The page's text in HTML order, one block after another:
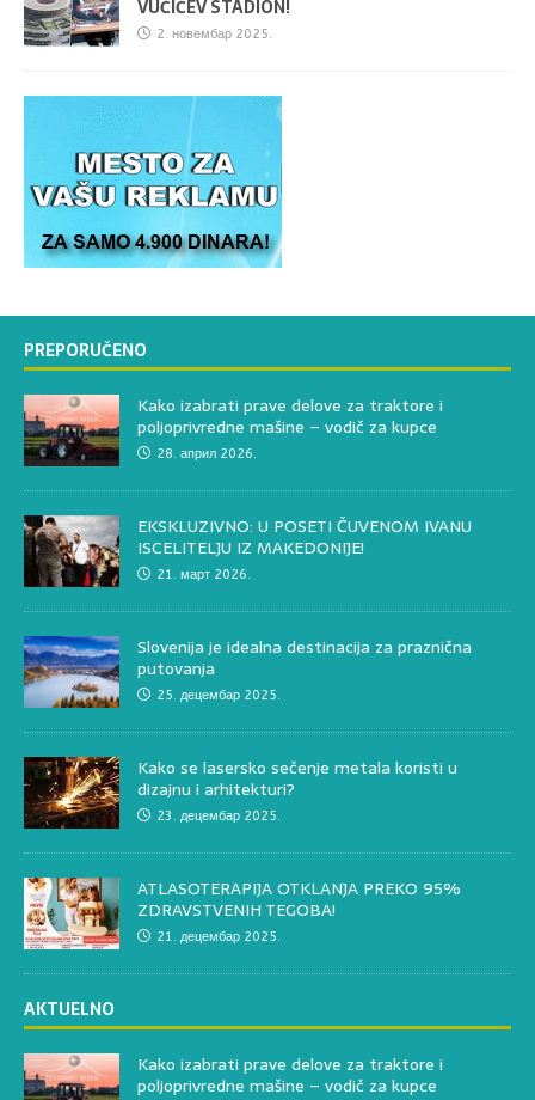
VUČIĆEV STADION!
2. новембар 2025.
PREPORUČENO
Kako izabrati prave delove za traktore i
poljoprivredne mašine – vodič za kupce
28. април 2026.
EKSKLUZIVNO: U POSETI ČUVENOM IVANU
ISCELITELJU IZ MAKEDONIJE!
21. март 2026.
Slovenija je idealna destinacija za praznična
putovanja
25. децембар 2025.
Kako se lasersko sečenje metala koristi u
dizajnu i arhitekturi?
23. децембар 2025.
ATLASOTERAPIJA OTKLANJA PREKO 95%
ZDRAVSTVENIH TEGOBA!
21. децембар 2025.
AKTUELNO
Kako izabrati prave delove za traktore i
poljoprivredne mašine – vodič za kupce